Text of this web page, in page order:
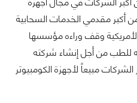
من أكبر مقدمي الخدمات السحابية
وقف وراءه مؤسسها
للطب من أجل إنشاء شركته
مبيعاً لأجهزة الكومبيوتر